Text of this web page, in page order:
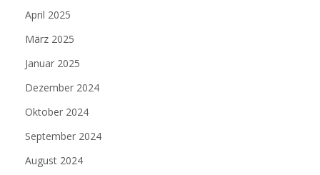
April 2025
März 2025
Januar 2025
Dezember 2024
Oktober 2024
September 2024
August 2024